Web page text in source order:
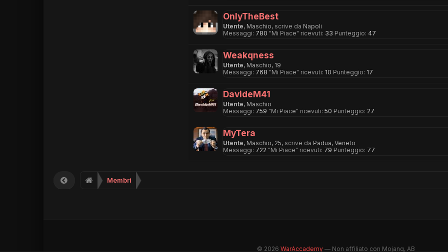
OnlyTheBest
Utente, Maschio, scrive da Napoli
Messaggi: 780 "Mi Piace" ricevuti: 33 Punteggio: 47
Weakqness
Utente, Maschio, 19
Messaggi: 768 "Mi Piace" ricevuti: 10 Punteggio: 17
DavideM41
Utente, Maschio
Messaggi: 759 "Mi Piace" ricevuti: 50 Punteggio: 27
MyTera
Utente, Maschio, 25, scrive da Padua, Veneto
Messaggi: 722 "Mi Piace" ricevuti: 79 Punteggio: 77
Membri
© 2026 WarAccademy — Non affiliato con Mojang, AB